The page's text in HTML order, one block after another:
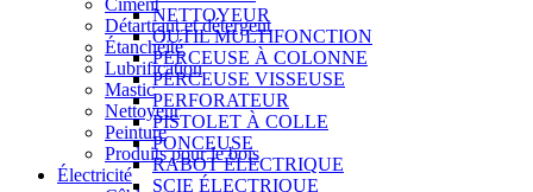
Ciment
Détartrant et détergent
Étanchéité
Lubrification
Mastic
Nettoyeur
Peinture
Produits pour le bois
Électricité
NETTOYEUR
OUTIL MULTIFONCTION
PERCEUSE À COLONNE
PERCEUSE VISSEUSE
PERFORATEUR
PISTOLET À COLLE
PONCEUSE
RABOT ÉLECTRIQUE
SCIE ÉLECTRIQUE